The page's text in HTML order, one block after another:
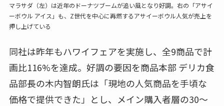
マラサダ（左）は近年のドーナツブームが追い風となり好調。右の「アサイ
ーボウル アイス」も、Z世代を中心に再燃するアサイーボウル人気が売上を
押し上げている
同社は昨年もハワイフェアを実施し、全9商品で計
画比116%を達成。好調の要因を商品本部 デリカ食
品部長の木内智朗氏は「現地の人気商品を手頃な
価格で提供できた」とし、メイン購入者層の30～